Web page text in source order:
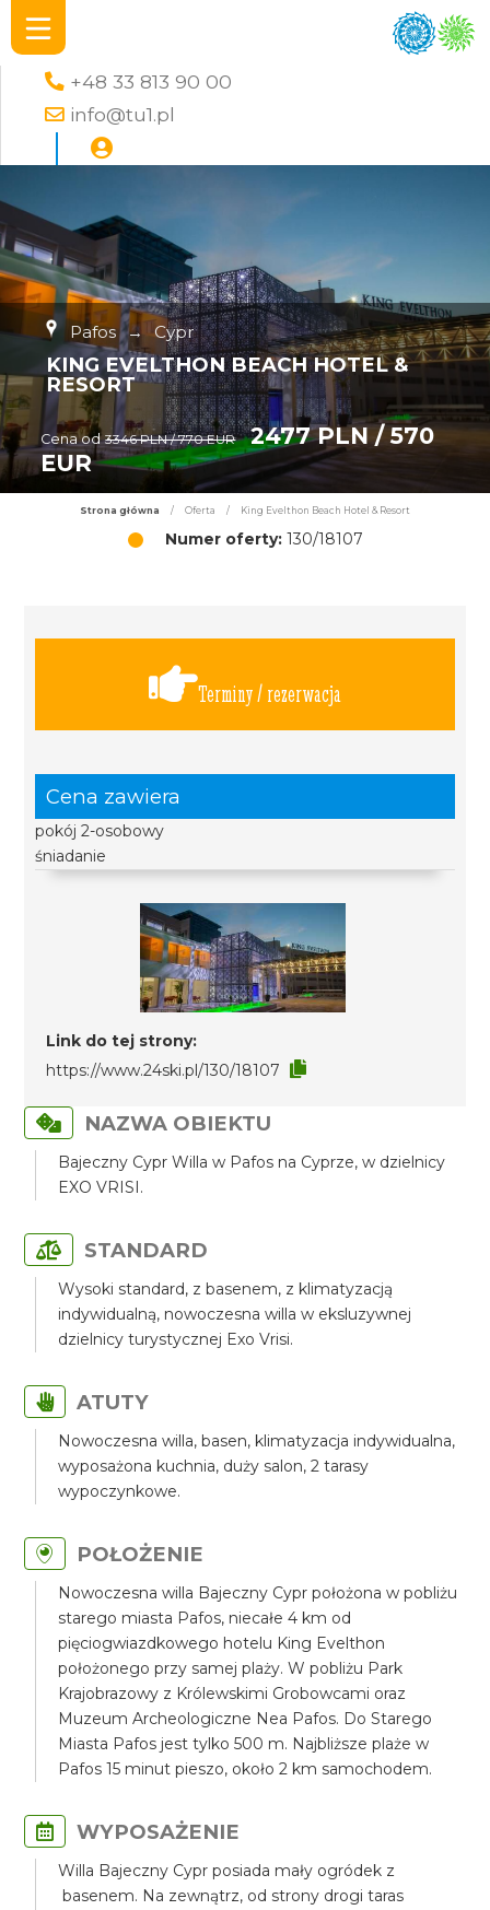
+48 33 813 90 00
info@tu1.pl
Pafos → Cypr
KING EVELTHON BEACH HOTEL &
RESORT
Cena od 3346 PLN / 770 EUR
2477 PLN / 570
EUR
Strona główna / Oferta / King Evelthon Beach Hotel & Resort
Numer oferty:130/18107
Terminy / rezerwacja
Cena zawiera
pokój 2-osobowy
śniadanie
Link do tej strony:
https://www.24ski.pl/130/18107
NAZWA OBIEKTU
Bajeczny Cypr Willa w Pafos na Cyprze, w dzielnicy
EXO VRISI.
STANDARD
Wysoki standard, z basenem, z klimatyzacją
indywidualną, nowoczesna willa w eksluzywnej
dzielnicy turystycznej Exo Vrisi.
ATUTY
Nowoczesna willa, basen, klimatyzacja indywidualna,
wyposażona kuchnia, duży salon, 2 tarasy
wypoczynkowe.
POŁOŻENIE
Nowoczesna willa Bajeczny Cypr położona w pobliżu
starego miasta Pafos, niecałe 4 km od
pięciogwiazdkowego hotelu King Evelthon
położonego przy samej plaży. W pobliżu Park
Krajobrazowy z Królewskimi Grobowcami oraz
Muzeum Archeologiczne Nea Pafos. Do Starego
Miasta Pafos jest tylko 500 m. Najbliższe plaże w
Pafos 15 minut pieszo, około 2 km samochodem.
WYPOSAŻENIE
Willa Bajeczny Cypr posiada mały ogródek z
basenem. Na zewnątrz, od strony drogi taras